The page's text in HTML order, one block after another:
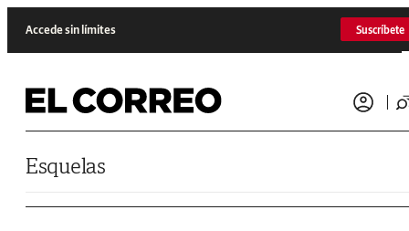
Accede sin límites Suscríbete
Esquelas